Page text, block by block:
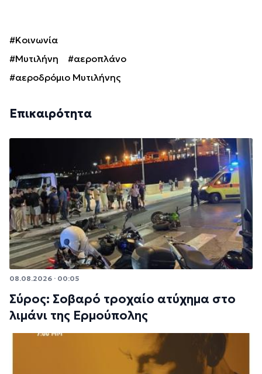
#Κοινωνία
#Μυτιλήνη
#αεροπλάνο
#αεροδρόμιο Μυτιλήνης
Επικαιρότητα
08.08.2026 · 00:05
Σύρος: Σοβαρό τροχαίο ατύχημα στο
λιμάνι της Ερμούπολης